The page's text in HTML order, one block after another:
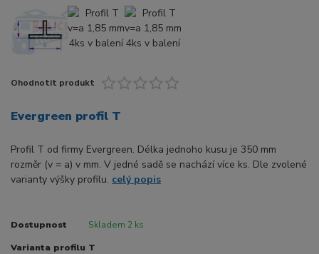
Ohodnotit produkt
Evergreen profil T
Profil T od firmy Evergreen. Délka jednoho kusu je 350 mm
rozměr (v = a) v mm. V jedné sadě se nachází více ks. Dle zvolené
varianty výšky profilu. celý popis
Dostupnost Skladem 2 ks
Varianta profilu T